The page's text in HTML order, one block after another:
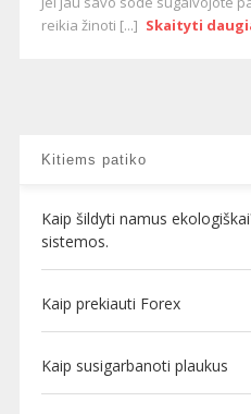
reikia žinoti [...] Skaityti
Kitiems patiko
Kaip šildyti namus
sistemos.
Kaip prekiauti Forex
Kaip susigarbanoti plaukus